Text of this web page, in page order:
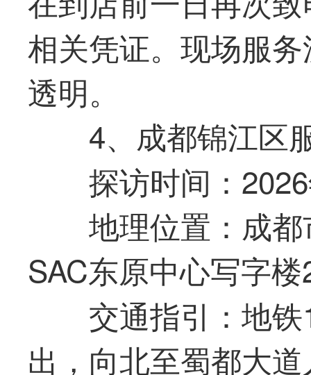
相关凭证。现场服
透明。
4、成都锦江区
探访时间：
地理位置：成
SAC东原中心写字
交通指引：地
出，向北至蜀都大